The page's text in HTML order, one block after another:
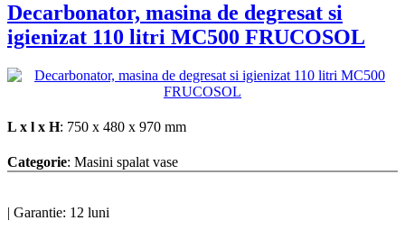
Decarbonator, masina de degresat si
igienizat 110 litri MC500 FRUCOSOL
L x l x H: 750 x 480 x 970 mm
Categorie: Masini spalat vase
| Garantie: 12 luni